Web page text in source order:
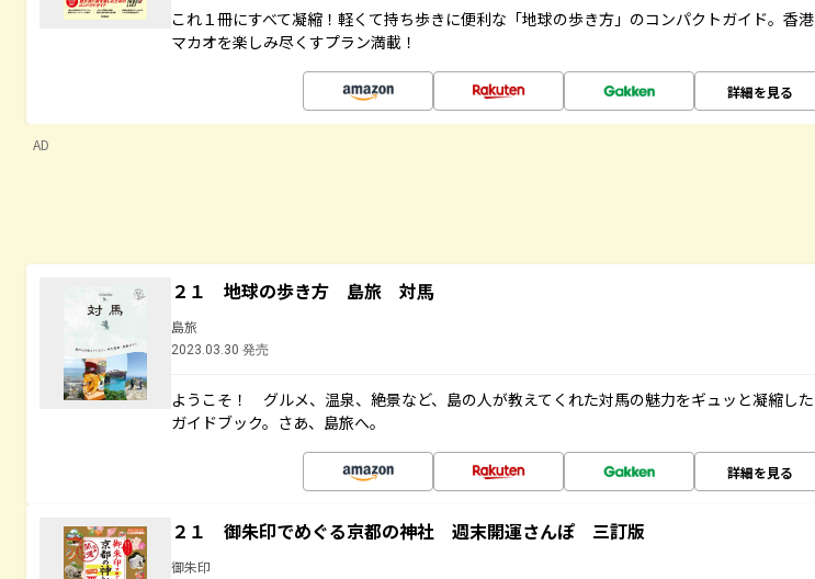
これ１冊にすべて凝縮！軽くて持ち歩きに便利な「地球の歩き方」のコンパクトガイド。香港
マカオを楽しみ尽くすプラン満載！
詳細を見る
AD
２１ 地球の歩き方 島旅 対馬
島旅
2023.03.30 発売
ようこそ！ グルメ、温泉、絶景など、島の人が教えてくれた対馬の魅力をギュッと凝縮した
ガイドブック。さあ、島旅へ。
詳細を見る
２１ 御朱印でめぐる京都の神社 週末開運さんぽ 三訂版
御朱印